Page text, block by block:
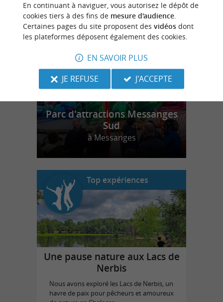
n
o
t
r
e
c
o
u
p
d
e
c
o
e
u
r
Parc d'attractions Messanges
Sud
à Messanges
Top expériences
Une pause nature aux Lacs de
Nerbis
Nous avons exploré les Lacs de Nerbis, un
havre de paix pour pêcheurs et amoureux
En continuant à naviguer, vous autorisez le dépôt de
cookies tiers à des fins de mesure d'audience.
Certaines pages du site proposent des vidéosdont
les plateformes déposent également des cookies.
EN SAVOIR PLUS
JE REFUSE
J'ACCEPTE